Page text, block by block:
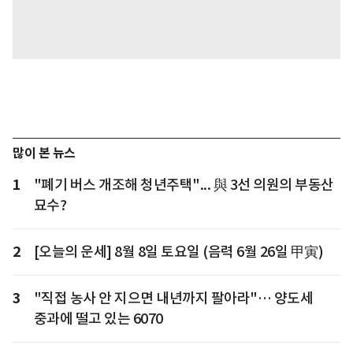
많이 본 뉴스
1
"폐기 버스 개조해 청년주택"... 與 3선 의원의 부동산
묘수?
2 [오늘의 운세] 8월 8일 토요일 (음력 6월 26일 甲寅)
3
"직접 농사 안 지으면 내년까지 팔아라"… 양도세
중과에 떨고 있는 6070